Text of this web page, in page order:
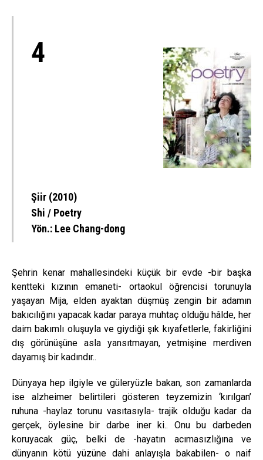
4
Şiir (2010)
Shi / Poetry
Yön.: Lee Chang-dong
Şehrin kenar mahallesindeki küçük bir evde -bir başka
kentteki kızının emaneti- ortaokul öğrencisi torunuyla
yaşayan Mija, elden ayaktan düşmüş zengin bir adamın
bakıcılığını yapacak kadar paraya muhtaç olduğu hâlde, her
daim bakımlı oluşuyla ve giydiği şık kıyafetlerle, fakirliğini
dış görünüşüne asla yansıtmayan, yetmişine merdiven
dayamış bir kadındır..
Dünyaya hep ilgiyle ve güleryüzle bakan, son zamanlarda
ise alzheimer belirtileri gösteren teyzemizin ‘kırılgan’
ruhuna -haylaz torunu vasıtasıyla- trajik olduğu kadar da
gerçek, öylesine bir darbe iner ki.. Onu bu darbeden
koruyacak güç, belki de -hayatın acımasızlığına ve
dünyanın kötü yüzüne dahi anlayışla bakabilen- o naif